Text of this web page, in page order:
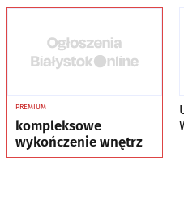
PREMIUM
kompleksowe
wykończenie wnętrz